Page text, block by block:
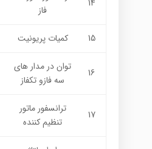
14
فاز
15 کميات پريونيت
16
توان در مدار هاي
سه فازو تكفاز
17
ترانسفور ماتور
تنظيم کننده